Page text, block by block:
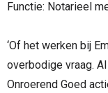
Functie: Notarieel
‘Of het werken bij
overbodige vraag.
Onroerend Goed